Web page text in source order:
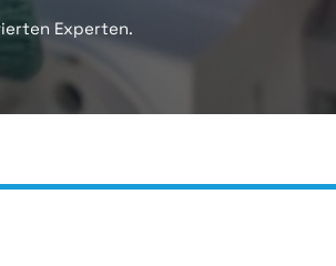
Experten.